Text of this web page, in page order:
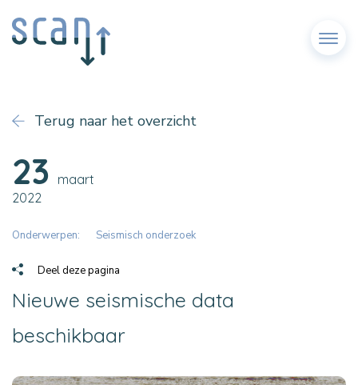
Menu
Terug naar het overzicht
23 maart
2022
Onderwerpen: Seismisch onderzoek
Deel deze pagina
Nieuwe seismische data
beschikbaar